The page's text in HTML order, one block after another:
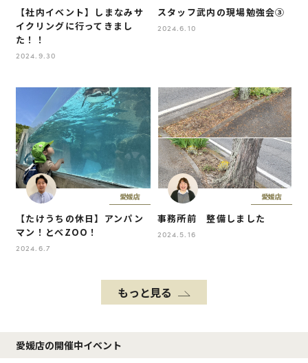
【社内イベント】しまなみサ
イクリングに行ってきまし
た！！
2024.9.30
スタッフ武内の現場勉強会③
2024.6.10
愛媛店
【たけうちの休日】アンパン
マン！とべZOO！
2024.6.7
愛媛店
事務所前 整備しました
2024.5.16
もっと見る
愛媛店の開催中イベント